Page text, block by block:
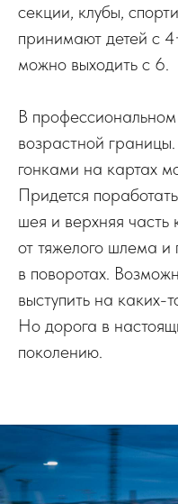
секции, клубы,
принимают детей с
можно выходить с 6.
В
возрастной
гонками на картах
Придется
шея и верхняя часть
от тяжелого шлема и
в поворотах.
выступить на каких-
Но дорога в
поколению.